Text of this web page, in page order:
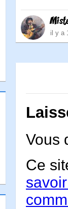
il y a
Vous
Ce